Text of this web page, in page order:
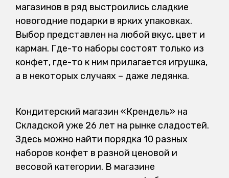
магазинов в ряд выстроились сладкие
новогодние подарки в ярких упаковках.
Выбор представлен на любой вкус, цвет и
карман. Где-то наборы состоят только из
конфет, где-то к ним прилагается игрушка,
а в некоторых случаях – даже ледянка.
Кондитерский магазин «Крендель» на
Складской уже 26 лет на рынке сладостей.
Здесь можно найти порядка 10 разных
наборов конфет в разной ценовой и
весовой категории. В магазине